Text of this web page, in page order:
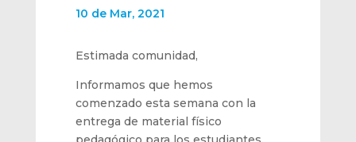
10 de Mar, 2021
Estimada comunidad,
Informamos que hemos
comenzado esta semana con la
entrega de material físico